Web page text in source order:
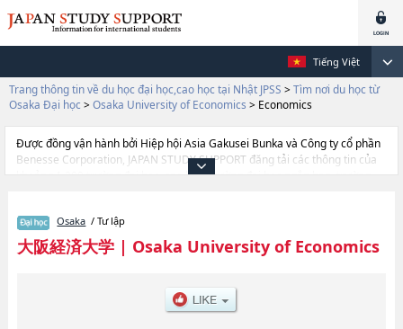
Tiếng Việt
Trang thông tin về du học đại học,cao học tại Nhật JPSS > Tìm nơi du học từ
Osaka Đại học > Osaka University of Economics > Economics
Được đồng vận hành bởi Hiệp hội Asia Gakusei Bunka và Công ty cổ phần
Benesse Corporation, JAPAN STUDY SUPPORT đăng tải các thông tin của
khoảng 1.300 trường đại học, cao học, trường đại học ngắn hạn, trường
thông tin cần thiết dành cho du học sinh, như là về các Ngành
EconomicshoặcNgành Business AdministrationhoặcNgành Information
Technology and Social ScienceshoặcNgành Human ScienceshoặcNgành
thông tin liên quan đến thi tuyển như số lượng tuyển sinh, số lượng trúng
tuyển, cở sở trang thiết bị, hướng dẫn địa điểm v.v...
Osaka / Tư lập
大阪経済大学| Osaka University of Economics